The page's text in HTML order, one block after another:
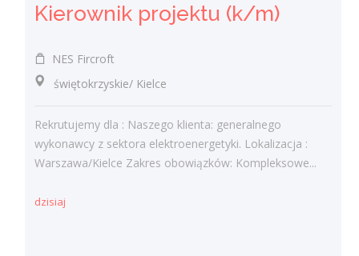
Kierownik projektu (k/m)
NES Fircroft
świętokrzyskie/ Kielce
Rekrutujemy dla : Naszego klienta: generalnego
wykonawcy z sektora elektroenergetyki. Lokalizacja :
Warszawa/Kielce Zakres obowiązków: Kompleksowe...
dzisiaj